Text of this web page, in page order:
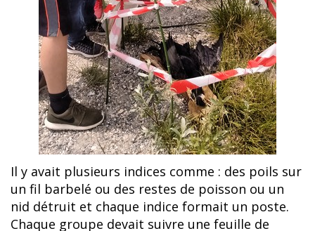
Il y avait plusieurs indices comme : des poils sur
un fil barbelé ou des restes de poisson ou un
nid détruit et chaque indice formait un poste.
Chaque groupe devait suivre une feuille de